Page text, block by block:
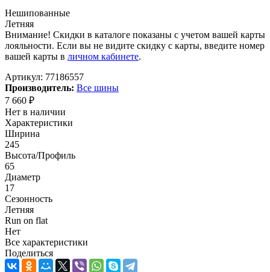
Нешипованные
Летняя
Внимание! Скидки в каталоге показаны с учетом вашей карты
лояльности. Если вы не видите скидку с карты, введите номер
вашей карты в личном кабинете.
Артикул: 77186557
Производитель: Все шины
7 660 ₽
Нет в наличии
Характеристики
Ширина
245
Высота/Профиль
65
Диаметр
17
Сезонность
Летняя
Run on flat
Нет
Все характеристики
Поделиться